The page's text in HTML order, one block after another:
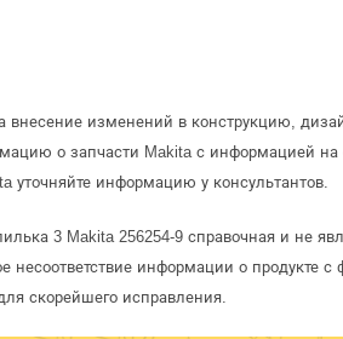
внесение изменений в конструкцию,
о запчасти Makita с информацией
уточняйте информацию у консультантов.
3 Makita 256254-9 справочная и не
несоответствие информации о продукте
скорейшего исправления.